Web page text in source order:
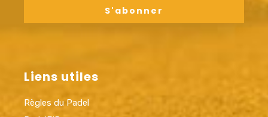
Liens utiles
Règles du Padel